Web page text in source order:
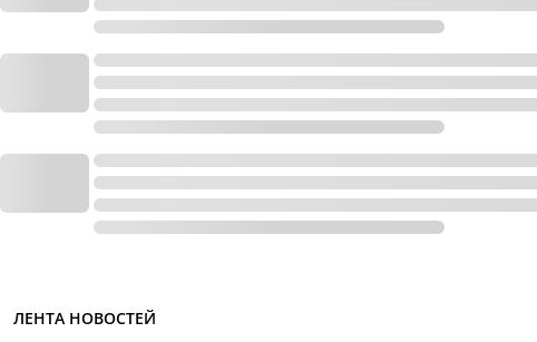
ЛЕНТА НОВОСТЕЙ